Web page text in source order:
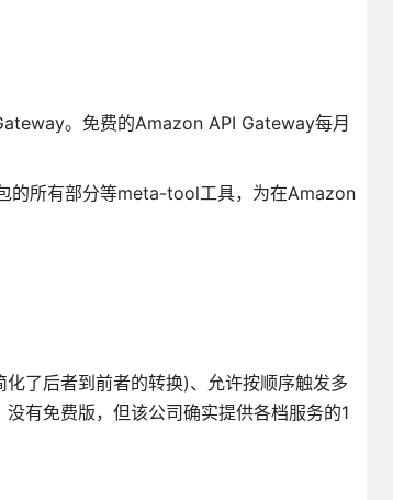
。免费的Amazon API Gateway每月
的所有部分等meta-tool工具，为在Amazon
了后者到前者的转换)、允许按顺序触发多
有免费版，但该公司确实提供各档服务的1